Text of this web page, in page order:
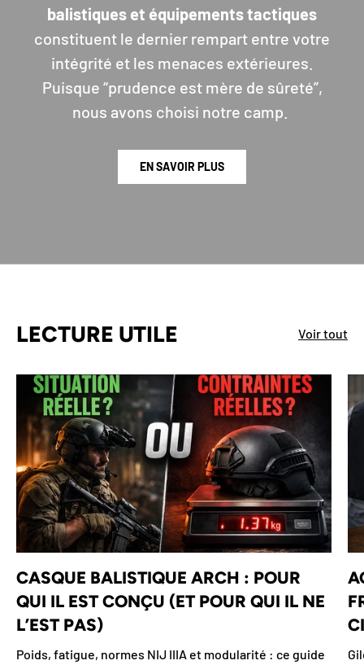
balistiques et équipements tactiques
constituent le dernier rempart entre votre
intégrité et les menaces extérieures.
Puisque “prudence est mère de sûreté”,
nous avons choisi notre camp.
EN SAVOIR PLUS
LECTURE UTILE Voir tout
CASQUE BALISTIQUE ARCH : POUR
QUI IL EST CONÇU (ET POUR QUI IL NE
L’EST PAS)
Poids, fatigue, normes NIJ IIIA et modularité : ce guide